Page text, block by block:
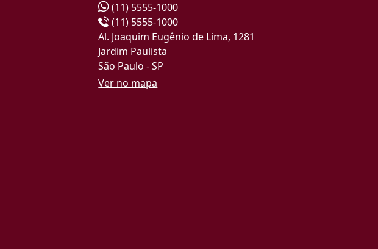
(11) 5555-1000
(11) 5555-1000
Al. Joaquim Eugênio de Lima, 1281
Jardim Paulista
São Paulo - SP
Ver no mapa